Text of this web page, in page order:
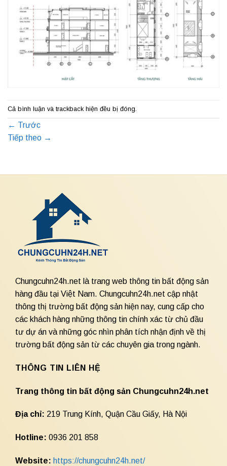
Cả bình luận và trackback hiện đều bị đóng.
← Trước
Tiếp theo →
Chungcuhn24h.net là trang web thông tin bất động sản
hàng đầu tại Việt Nam. Chungcuhn24h.net cập nhật
thông thị trường bất động sản hiện nay, cung cấp cho
các khách hàng những thông tin chính xác từ chủ đầu
tư dự án và những góc nhìn phân tích nhận định về thị
trường bất động sản từ các chuyên gia trong ngành.
THÔNG TIN LIÊN HỆ
Trang thông tin bất động sản Chungcuhn24h.net
Địa chỉ: 219 Trung Kính, Quận Cầu Giấy, Hà Nội
Hotline: 0936 201 858
Website: https://chungcuhn24h.net/